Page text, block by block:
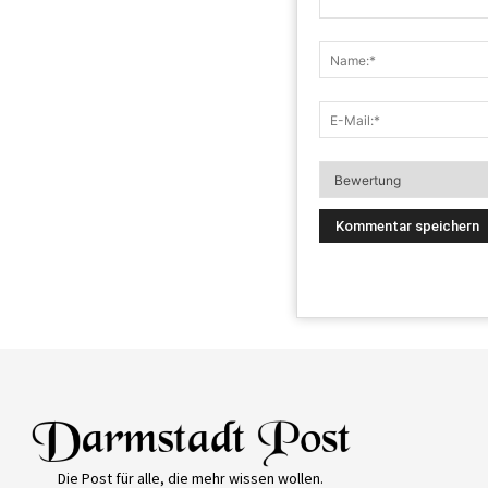
Die Post für alle, die mehr wissen wollen.